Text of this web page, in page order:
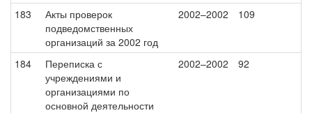
183
Акты проверок
подведомственных
организаций за 2002 год
2002–2002 109
184
Переписка с
учреждениями и
организациями по
основной деятельности
2002–2002 92